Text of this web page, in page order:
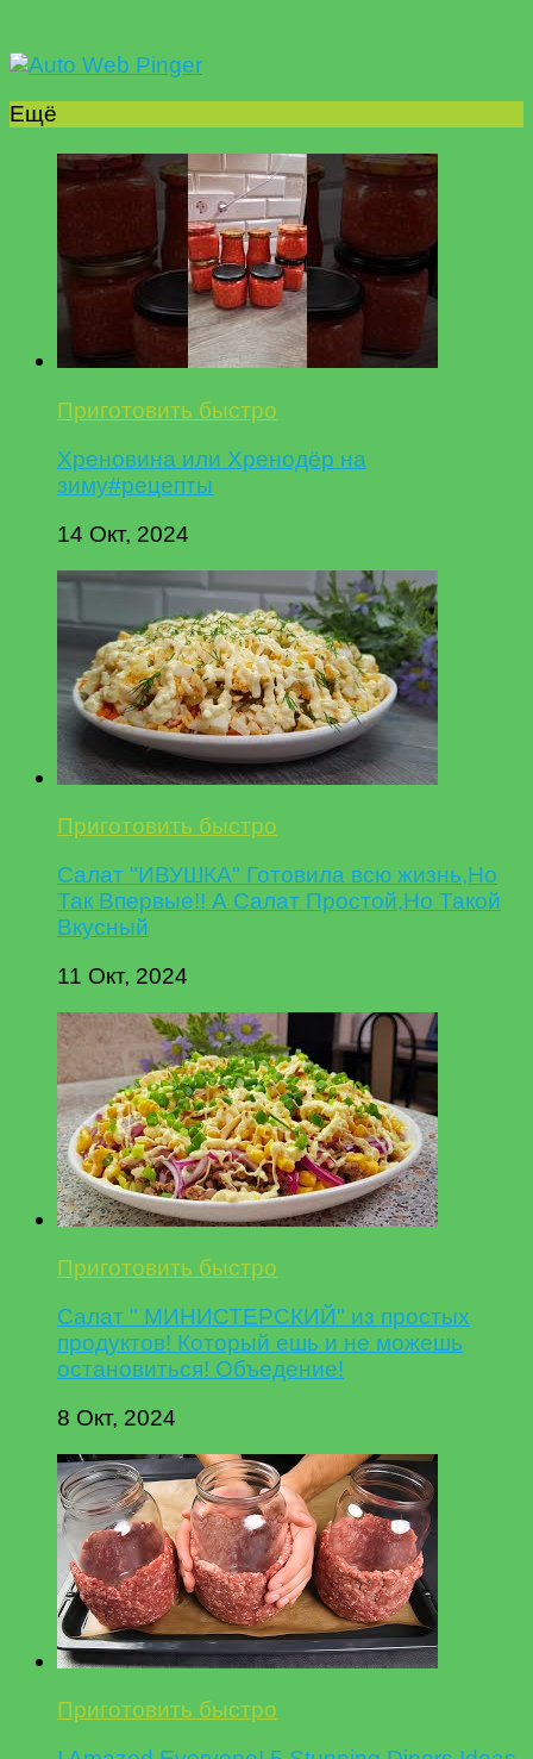
Ещё
Приготовить быстро
Хреновина или Хренодёр на
зиму#рецепты
14 Окт, 2024
Приготовить быстро
Салат "ИВУШКА" Готовила всю жизнь,Но
Так Впервые!! А Салат Простой,Но Такой
Вкусный
11 Окт, 2024
Приготовить быстро
Салат " МИНИСТЕРСКИЙ" из простых
продуктов! Который ешь и не можешь
остановиться! Объедение!
8 Окт, 2024
Приготовить быстро